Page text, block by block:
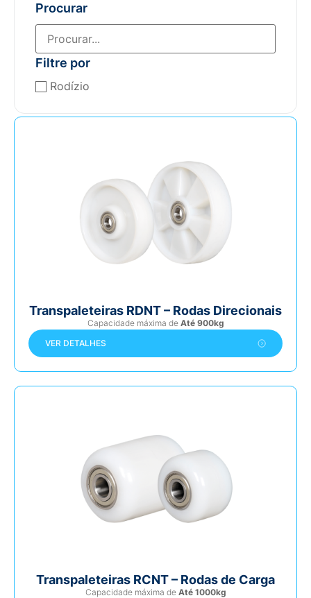
Procurar
Filtre por
Rodízio
Transpaleteiras RDNT – Rodas Direcionais
Capacidade máxima de Até 900kg
VER DETALHES
Transpaleteiras RCNT – Rodas de Carga
Capacidade máxima de Até 1000kg